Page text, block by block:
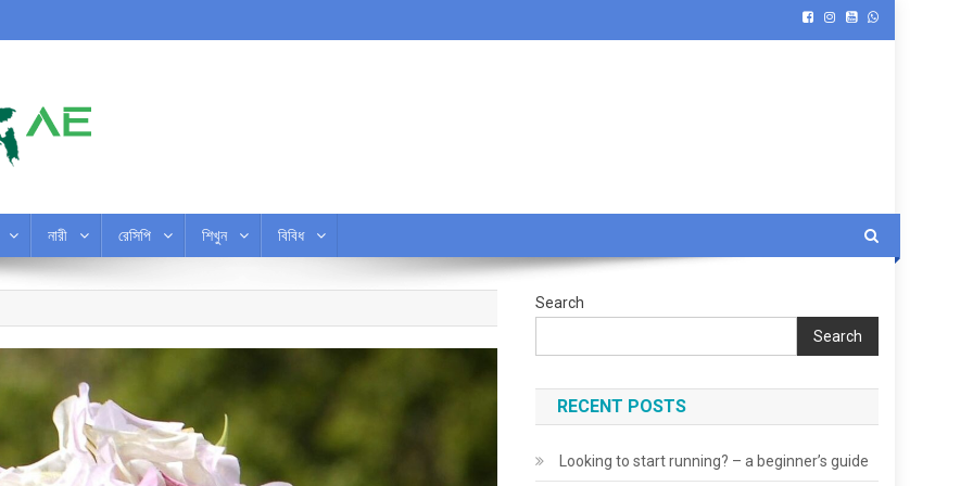
নারী রেসিপি শিখুন বিবিধ
Search
Search
RECENT POSTS
Looking to start running? – a beginner’s guide